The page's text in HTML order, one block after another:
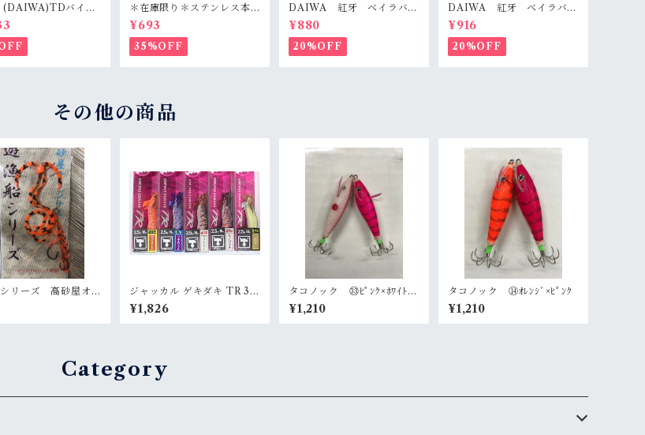
(DAIWA)TDバイ
プＲ シーバスチ
７２Ｓ
＊在庫限り＊ステンレス本
舗 タコテンヤ
¥693
35%OFF
DAIWA 紅牙 ベイラバー
フリー ４５ｇ
¥880
20%OFF
DAIWA 紅牙 ベイラバー
フリー ６０ｇ
¥916
20%OFF
その他の商品
シリーズ 高砂屋オ
鯛ラバ (カーリー)
ゼブラ
ジャッカル ゲキダキ TR 3.5
号 エギ(エギング)
¥1,826
タコノック ㉝ﾋﾟﾝｸ×ﾎﾜｲﾄ
（左右非対称）
¥1,210
タコノック ⑭ｵﾚﾝｼﾞ×ﾋﾟﾝｸ
¥1,210
Category